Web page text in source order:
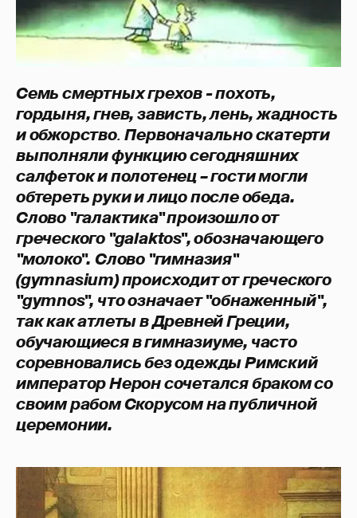
Семь смертных грехов - похоть,
гордыня, гнев, зависть, лень, жадность
и обжорство. Первоначально скатерти
выполняли функцию сегодняшних
салфеток и полотенец – гости могли
обтереть руки и лицо после обеда.
Слово "галактика" произошло от
греческого "galaktos", обозначающего
"молоко". Слово "гимназия"
(gymnasium) происходит от греческого
"gymnos", что означает "обнаженный",
так как атлеты в Древней Греции,
обучающиеся в гимназиуме, часто
соревновались без одеждыРимский
император Нерон сочетался браком со
своим рабом Скорусом на публичной
церемонии.